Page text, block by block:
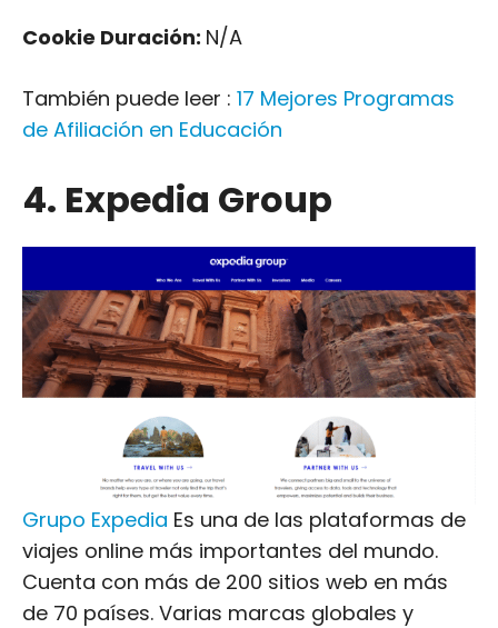
Cookie Duración: N/A
También puede leer : 17 Mejores Programas
de Afiliación en Educación
4. Expedia Group
Grupo Expedia Es una de las plataformas de
viajes online más importantes del mundo.
Cuenta con más de 200 sitios web en más
de 70 países. Varias marcas globales y